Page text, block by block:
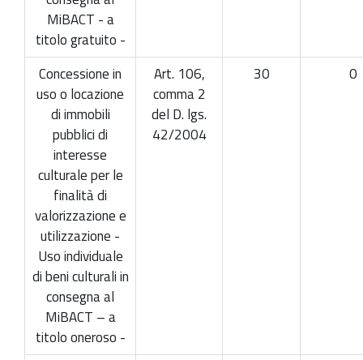
MiBACT - a
titolo gratuito -
Concessione in
uso o locazione
di immobili
pubblici di
interesse
culturale per le
finalità di
valorizzazione e
utilizzazione -
Uso individuale
di beni culturali in
consegna al
MiBACT – a
titolo oneroso -
Art. 106,
comma 2
del D. lgs.
42/2004
30 0